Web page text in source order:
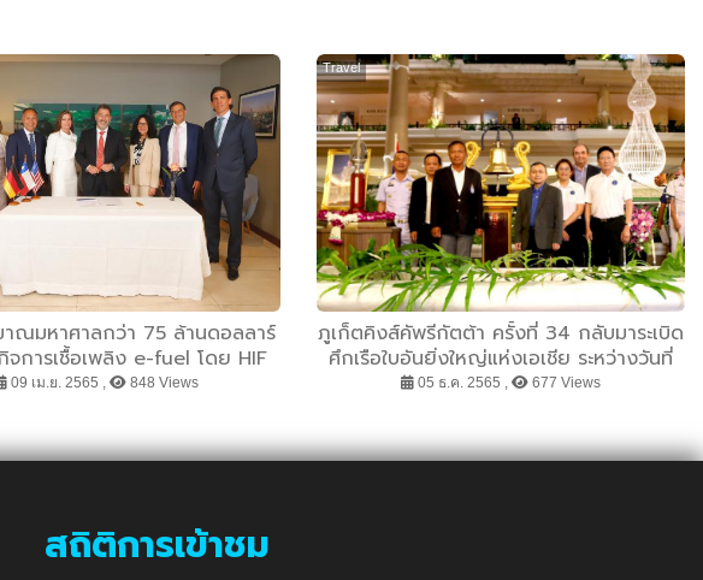
าณมหาศาลกว่า 75 ล้านดอลลาร์
จการเชื้อเพลิง e-fuel โดย HIF
LLC ปอร์เช่ มุ่งมั่นพัฒนา
09 เม.ย. 2565 , 848 Views
Travel
ภูเก็ตคิงส์คัพรีกัตต้า ครั้งที่ 34 กลับมาระเบิด
ศึกเรือใบอันยิ่งใหญ่แห่งเอเชีย ระหว่างวันที่
3-10 ธันวาคม 2565 ณ หาดกะตะ จังหวัด
05 ธ.ค. 2565 , 677 Views
สถิติการเข้าชม